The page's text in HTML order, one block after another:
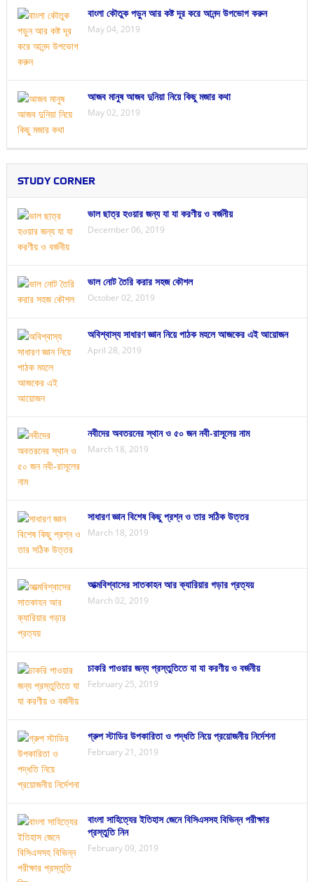
বাংলা কৌতুক পড়ুন আর কষ্ট দূর করে আনন্দ উপভোগ করুন
May 04, 2019
আজব মানুষ আজব দুনিয়া নিয়ে কিছু মজার কথা
May 02, 2019
STUDY CORNER
ভাল ছাত্র হওয়ার জন্য যা যা করণীয় ও বর্জনীয়
December 06, 2019
ভাল নোট তৈরি করার সহজ কৌশল
October 02, 2019
অবিশ্বাস্য সাধারণ জ্ঞান নিয়ে পাঠক মহলে আজকের এই আয়োজন
April 28, 2019
নবীদের অবতরনের স্থান ও ৫০ জন নবী-রাসূলের নাম
March 18, 2019
সাধারণ জ্ঞান বিশেষ কিছু প্রশ্ন ও তার সঠিক উত্তর
March 18, 2019
আত্মবিশ্বাসের সাতকাহন আর ক্যারিয়ার গড়ার প্রত্যয়
March 02, 2019
চাকরি পাওয়ার জন্য প্রস্তুতিতে যা যা করণীয় ও বর্জনীয়
February 25, 2019
গ্রুপ স্টাডির উপকারিতা ও পদ্ধতি নিয়ে প্রয়োজনীয় নির্দেশনা
February 21, 2019
বাংলা সাহিত্যের ইতিহাস জেনে বিসিএসসহ বিভিন্ন পরীক্ষার
প্রস্তুতি নিন
February 09, 2019